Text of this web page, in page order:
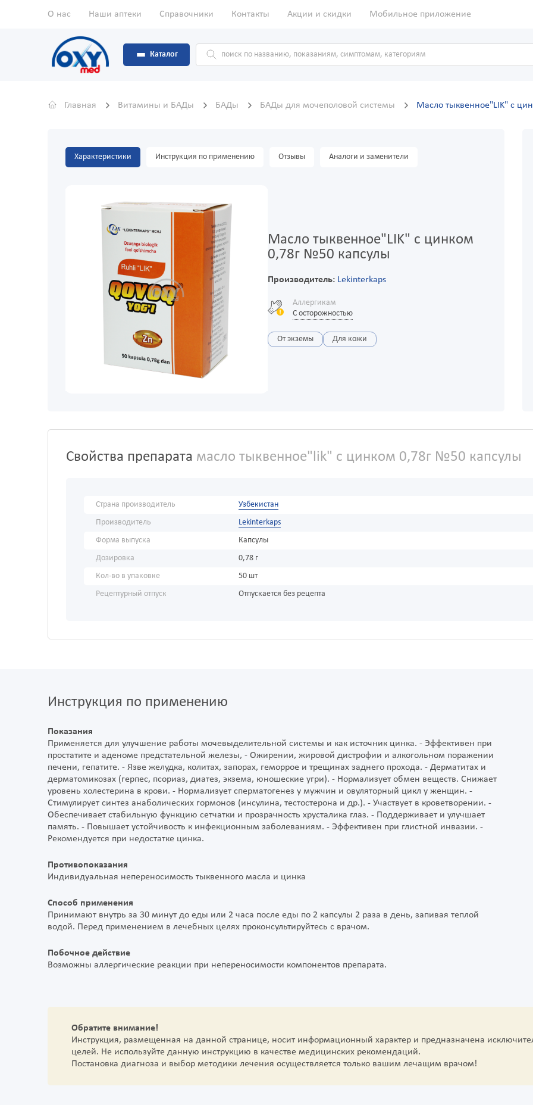
О нас Наши аптеки Справочники Контакты Акции и скидки Мобильное приложение
Каталог
Главная Витамины и БАДы БАДы БАДы для мочеполовой системы Масло тыквенное"LIK" c
Характеристики Инструкция по применению Отзывы Аналоги и заменители
Масло тыквенное"LIK" c цинком
0,78г №50 капсулы
Производитель: Lekinterkaps
Аллергикам
С осторожностью
От экземы Для кожи
Свойства препарата масло тыквенное"lik" c цинком 0,78г №50 капсулы
Страна производитель
Узбекистан
Производитель
Lekinterkaps
Форма выпуска
Капсулы
Дозировка
0,78 г
Кол-во в упаковке
50 шт
Рецептурный отпуск
Отпускается без рецепта
Инструкция по применению
Показания
Применяется для улучшение работы мочевыделительной системы и как источник цинка. - Эффективен при
простатите и аденоме предстательной железы, - Ожирении, жировой дистрофии и алкогольном поражении
печени, гепатите. - Язве желудка, колитах, запорах, геморрое и трещинах заднего прохода. - Дерматитах и
дерматомикозах (герпес, псориаз, диатез, экзема, юношеские угри). - Нормализует обмен веществ. Снижает
уровень холестерина в крови. - Нормализует сперматогенез у мужчин и овуляторный цикл у женщин. -
Стимулирует синтез анаболических гормонов (инсулина, тестостерона и др.). - Участвует в кроветворении. -
Обеспечивает стабильную функцию сетчатки и прозрачность хрусталика глаз. - Поддерживает и улучшает
память. - Повышает устойчивость к инфекционным заболеваниям. - Эффективен при глистной инвазии. -
Рекомендуется при недостатке цинка.
Противопоказания
Индивидуальная непереносимость тыквенного масла и цинка
Способ применения
Принимают внутрь за 30 минут до еды или 2 часа после еды по 2 капсулы 2 раза в день, запивая теплой
водой. Перед применением в лечебных целях проконсультируйтесь с врачом.
Побочное действие
Возможны аллергические реакции при непереносимости компонентов препарата.
Обратите внимание!
Инструкция, размещенная на данной странице, носит информационный характер и предназначена
целей. Не используйте данную инструкцию в качестве медицинских рекомендаций.
Постановка диагноза и выбор методики лечения осуществляется только вашим лечащим врачом!